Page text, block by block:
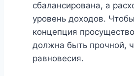
сбалансирована, а
уровень доходов.
концепция
должна быть прочной,
равновесия.